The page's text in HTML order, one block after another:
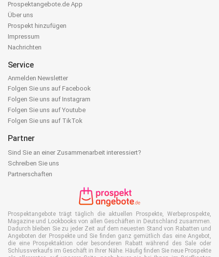
Prospektangebote.de App
Über uns
Prospekt hinzufügen
Impressum
Nachrichten
Service
Anmelden Newsletter
Folgen Sie uns auf Facebook
Folgen Sie uns auf Instagram
Folgen Sie uns auf Youtube
Folgen Sie uns auf TikTok
Partner
Sind Sie an einer Zusammenarbeit interessiert?
Schreiben Sie uns
Partnerschaften
Prospektangebote trägt täglich die aktuellen Prospekte, Werbeprospekte,
Magazine und Lookbooks von allen Geschäften in Deutschland zusammen.
Dadurch bleiben Sie zu jeder Zeit auf dem neuesten Stand von Rabatten und
Angeboten der Prospekte und Sie finden ganz gemütlich das eine Angebot,
die eine Prospektaktion oder besonderen Rabatt während des Sale oder
Schlussverkaufs im Geschäft in Ihrer Nähe. Häufig finden Sie neue Prospekte